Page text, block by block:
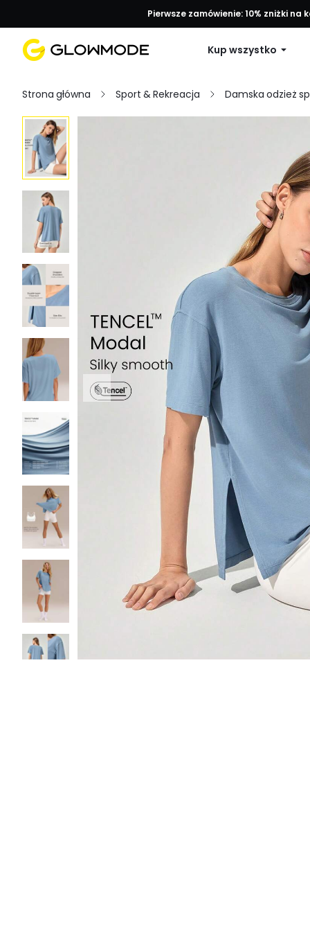
Pierwsze zamówienie: 10% zniżki na
Kup wszystko
Strona główna Sport & Rekreacja Damska odzież